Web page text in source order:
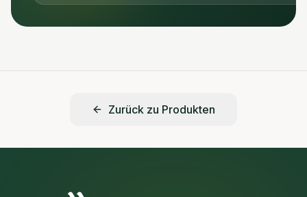
Zurück zu Produkten